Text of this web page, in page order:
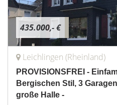
435.000,- €
Leichlingen (Rheinland)
PROVISIONSFREI -
Bergischen Stil, 3
große Halle -